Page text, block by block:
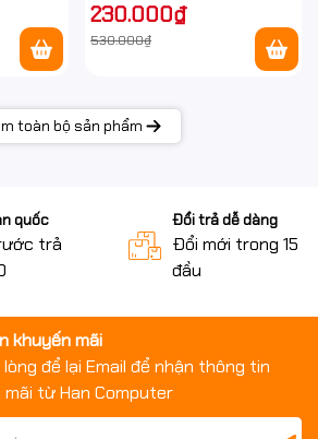
230.000₫
530.000₫
toàn bộ sản phẩm
quốc
trả
Đổi trả dễ dàng
Đổi mới trong 15
đầu
khuyến mãi
lòng để lại Email để nhận thông tin
mãi từ Han Computer